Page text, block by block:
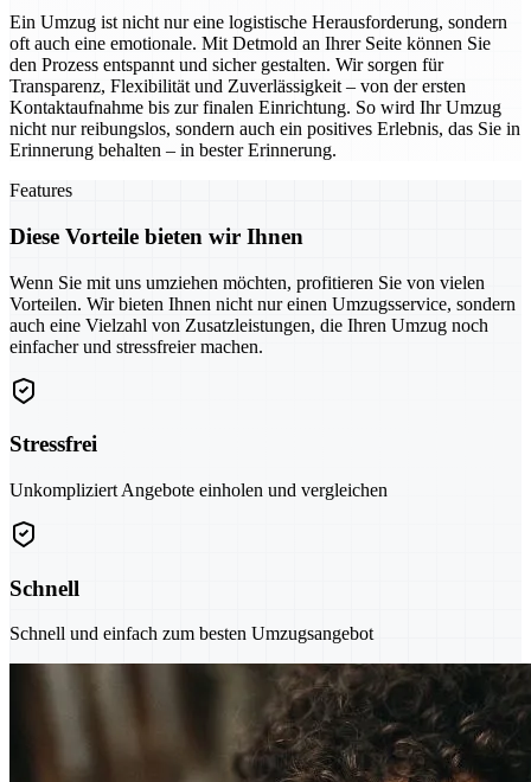
Ein Umzug ist nicht nur eine logistische Herausforderung, sondern
oft auch eine emotionale. Mit Detmold an Ihrer Seite können Sie
den Prozess entspannt und sicher gestalten. Wir sorgen für
Transparenz, Flexibilität und Zuverlässigkeit – von der ersten
Kontaktaufnahme bis zur finalen Einrichtung. So wird Ihr Umzug
nicht nur reibungslos, sondern auch ein positives Erlebnis, das Sie in
Erinnerung behalten – in bester Erinnerung.
Features
Diese Vorteile bieten wir Ihnen
Wenn Sie mit uns umziehen möchten, profitieren Sie von vielen
Vorteilen. Wir bieten Ihnen nicht nur einen Umzugsservice, sondern
auch eine Vielzahl von Zusatzleistungen, die Ihren Umzug noch
einfacher und stressfreier machen.
Stressfrei
Unkompliziert Angebote einholen und vergleichen
Schnell
Schnell und einfach zum besten Umzugsangebot